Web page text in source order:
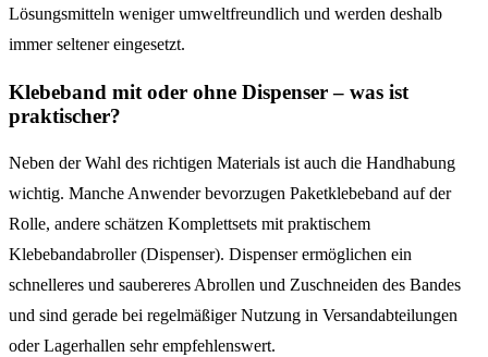
Lösungsmitteln weniger umweltfreundlich und werden deshalb
immer seltener eingesetzt.
Klebeband mit oder ohne Dispenser – was ist
praktischer?
Neben der Wahl des richtigen Materials ist auch die Handhabung
wichtig. Manche Anwender bevorzugen Paketklebeband auf der
Rolle, andere schätzen Komplettsets mit praktischem
Klebebandabroller (Dispenser). Dispenser ermöglichen ein
schnelleres und saubereres Abrollen und Zuschneiden des Bandes
und sind gerade bei regelmäßiger Nutzung in Versandabteilungen
oder Lagerhallen sehr empfehlenswert.